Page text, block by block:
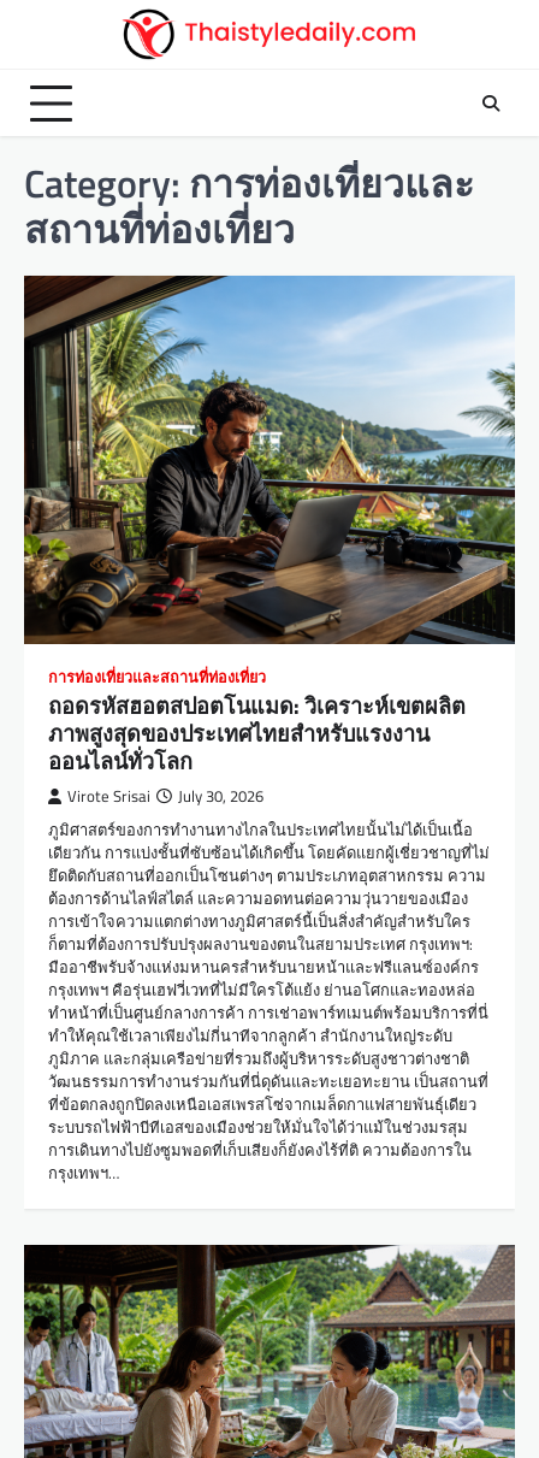
Category: การท่องเที่ยวและ
สถานที่ท่องเที่ยว
การท่องเที่ยวและสถานที่ท่องเที่ยว
ถอดรหัสฮอตสปอตโนแมด: วิเคราะห์เขตผลิต
ภาพสูงสุดของประเทศไทยสำหรับแรงงาน
ออนไลน์ทั่วโลก
Virote Srisai July 30, 2026
ภูมิศาสตร์ของการทำงานทางไกลในประเทศไทยนั้นไม่ได้เป็นเนื้อ
เดียวกัน การแบ่งชั้นที่ซับซ้อนได้เกิดขึ้น โดยคัดแยกผู้เชี่ยวชาญที่ไม่
ยึดติดกับสถานที่ออกเป็นโซนต่างๆ ตามประเภทอุตสาหกรรม ความ
ต้องการด้านไลฟ์สไตล์ และความอดทนต่อความวุ่นวายของเมือง
การเข้าใจความแตกต่างทางภูมิศาสตร์นี้เป็นสิ่งสำคัญสำหรับใคร
ก็ตามที่ต้องการปรับปรุงผลงานของตนในสยามประเทศ กรุงเทพฯ:
มืออาชีพรับจ้างแห่งมหานครสำหรับนายหน้าและฟรีแลนซ์องค์กร
กรุงเทพฯ คือรุ่นเฮฟวี่เวทที่ไม่มีใครโต้แย้ง ย่านอโศกและทองหล่อ
ทำหน้าที่เป็นศูนย์กลางการค้า การเช่าอพาร์ทเมนต์พร้อมบริการที่นี่
ทำให้คุณใช้เวลาเพียงไม่กี่นาทีจากลูกค้า สำนักงานใหญ่ระดับ
ภูมิภาค และกลุ่มเครือข่ายที่รวมถึงผู้บริหารระดับสูงชาวต่างชาติ
วัฒนธรรมการทำงานร่วมกันที่นี่ดุดันและทะเยอทะยาน เป็นสถานที่
ที่ข้อตกลงถูกปิดลงเหนือเอสเพรสโซ่จากเมล็ดกาแฟสายพันธุ์เดียว
ระบบรถไฟฟ้าบีทีเอสของเมืองช่วยให้มั่นใจได้ว่าแม้ในช่วงมรสุม
การเดินทางไปยังซูมพอดที่เก็บเสียงก็ยังคงไร้ที่ติ ความต้องการใน
กรุงเทพฯ…